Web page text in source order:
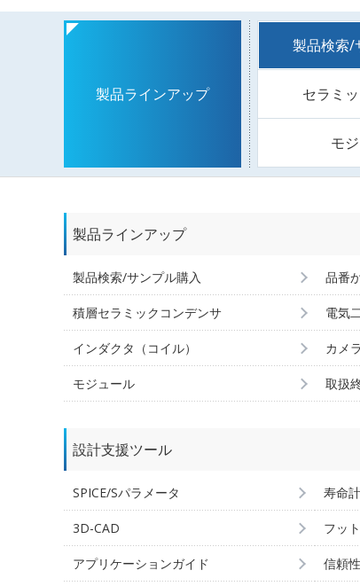
製品ラインアップ
製品検索/
セラミ
モ
製品ラインアップ
製品検索/サンプル購入 品番
積層セラミックコンデンサ 電気
インダクタ（コイル） カメ
モジュール 取扱
設計支援ツール
SPICE/Sパラメータ 寿命
3D-CAD フッ
アプリケーションガイド 信頼